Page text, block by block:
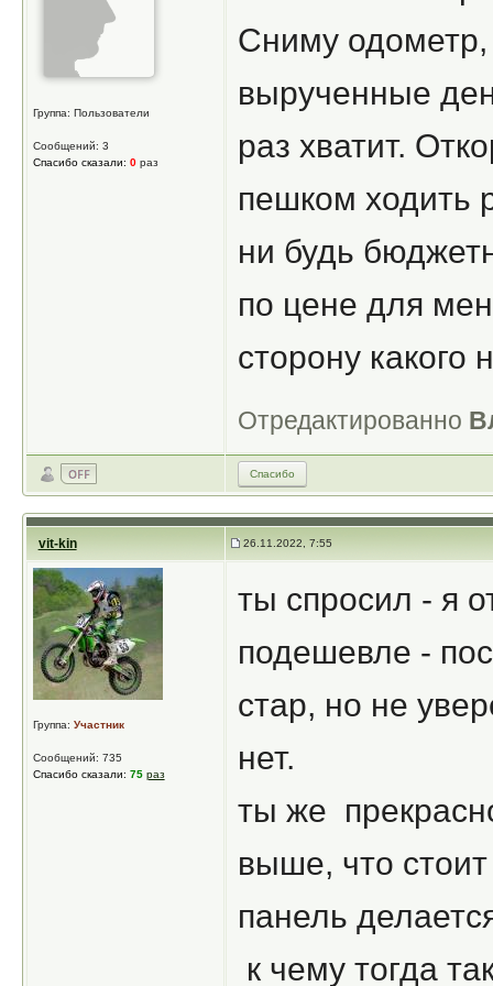
Группа: Пользователи
Сообщений: 3
Спасибо сказали: 0раз
Сниму одометр,
вырученные
раз хватит.
пешком ходить
ни будь
по цене для
сторону какого
Отредактированно
Спасибо
vit-kin 26.11.2022, 7:55
Группа: Участник
Сообщений: 735
Спасибо сказали: 75 раз
ты спросил - я
подешевле -
стар, но не
нет.
ты же
выше, что
панель
к чему тогда